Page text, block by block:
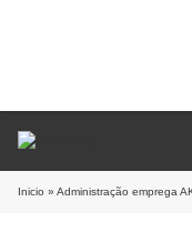
Inicio » Administração emprega